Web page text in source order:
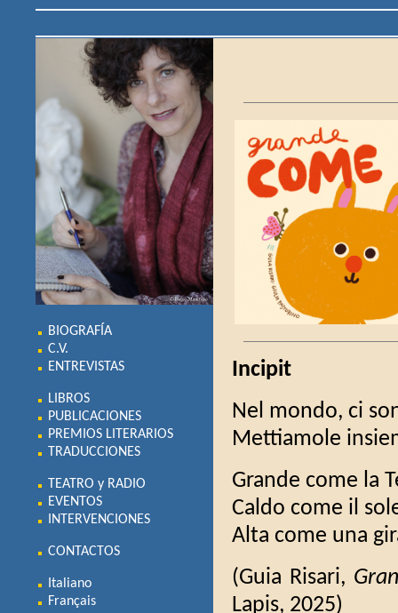
BIOGRAFÍA
C.V.
ENTREVISTAS
LIBROS
PUBLICACIONES
PREMIOS LITERARIOS
TRADUCCIONES
TEATRO y RADIO
EVENTOS
INTERVENCIONES
CONTACTOS
Italiano
Français
Incipit
Nel mondo, ci
Mettiamole
Grande come la
Caldo come il
Alta come una
(Guia Risari,
Lapis, 2025)